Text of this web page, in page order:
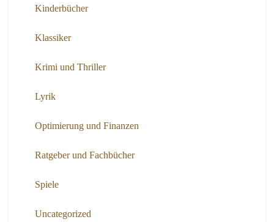
Kinderbücher
Klassiker
Krimi und Thriller
Lyrik
Optimierung und Finanzen
Ratgeber und Fachbücher
Spiele
Uncategorized